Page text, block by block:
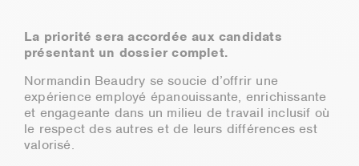
La priorité sera accordée aux candidats
présentant un dossier complet.
Normandin Beaudry se soucie d’offrir une
expérience employé épanouissante, enrichissante
et engageante dans un milieu de travail inclusif où
le respect des autres et de leurs différences est
valorisé.